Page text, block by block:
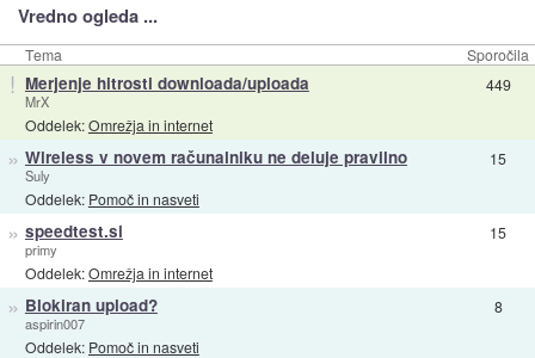
Vredno ogleda ...
Tema Sporočila
! Merjenje hitrosti downloada/uploada
MrX
Oddelek:Omrežja in internet
449
» Wireless v novem računalniku ne deluje pravilno
Suly
Oddelek: Pomoč in nasveti
15
» speedtest.si
primy
Oddelek:Omrežja in internet
15
» Blokiran upload?
aspirin007
Oddelek: Pomoč in nasveti
8